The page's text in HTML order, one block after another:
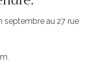
septembre au 27 rue
.